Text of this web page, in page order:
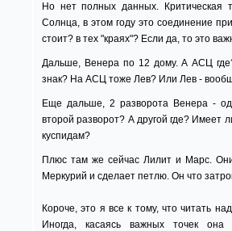
Но нет полных данных. Критическая
Солнца, в этом году это соединение
стоит? в тех "краях"? Если да, то это
Дальше, Венера по 12 дому. А АСЦ
знак? На АСЦ тоже Лев? Или Лев -
Еще дальше, 2 разворота Венера -
второй разворот? А другой где? Имеет
куспидам?
Плюс там же сейчас Лилит и Марс.
Меркурий и сделает петлю. Он что
Короче, это я все к тому, что читать
Иногда, касаясь важных точек она